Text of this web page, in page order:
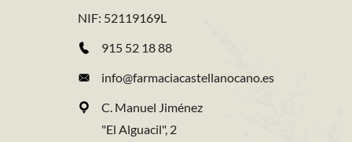
NIF: 52119169L
915 52 18 88
info@farmaciacastellanocano.es
C. Manuel Jiménez
"El Alguacil", 2